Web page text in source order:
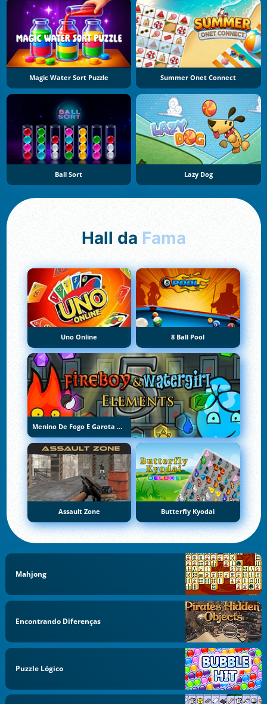
Magic Water Sort Puzzle Summer Onet Connect
Ball Sort Lazy Dog
Hall da Fama
Uno Online 8 Ball Pool
Menino De Fogo E Garota De Água 5: Elementos
Assault Zone Butterfly Kyodai
Mahjong
Encontrando Diferenças
Puzzle Lógico